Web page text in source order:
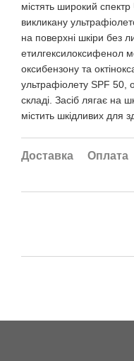
містять широкий спектр
викликану
на поверхні шкіри без
етилгексилоксифенол
оксибензону та
ультрафіолету SPF 50,
складі. Засіб лягає на
містить шкідливих для
Доставка Оплата